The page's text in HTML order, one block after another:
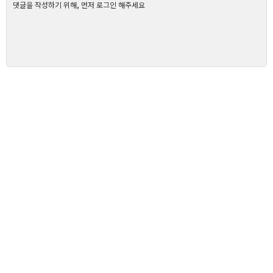
댓글을 작성하기 위해, 먼저 로그인 해주세요